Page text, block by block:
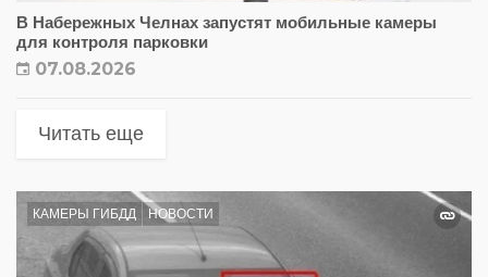
В Набережных Челнах запустят мобильные камеры
для контроля парковки
07.08.2026
Читать еще
КАМЕРЫ ГИБДД НОВОСТИ